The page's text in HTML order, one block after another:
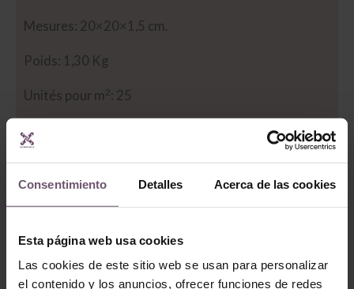
Consentimiento Detalles Acerca de las cookies
Esta página web usa cookies
Las cookies de este sitio web se usan para personalizar
el contenido y los anuncios, ofrecer funciones de redes
Mesures: 20×20×1,5 cm.
Poids: 1,30 Kg
Unités pour m 2: 25
Description
Produits Similaires